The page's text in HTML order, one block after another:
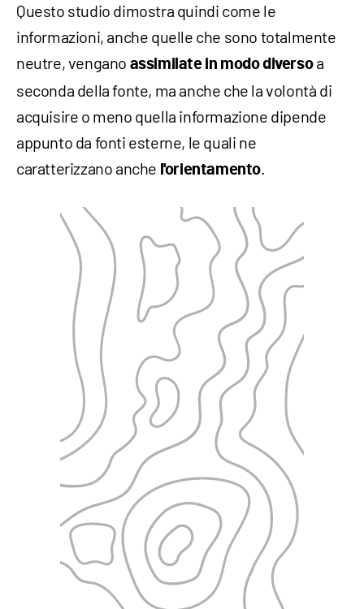
Questo studio dimostra quindi come le
informazioni, anche quelle che sono totalmente
neutre, vengano assimilate in modo diversoa
seconda della fonte, ma anche che la volontà di
acquisire o meno quella informazione dipende
appunto da fonti esterne, le quali ne
caratterizzano anche l'orientamento.